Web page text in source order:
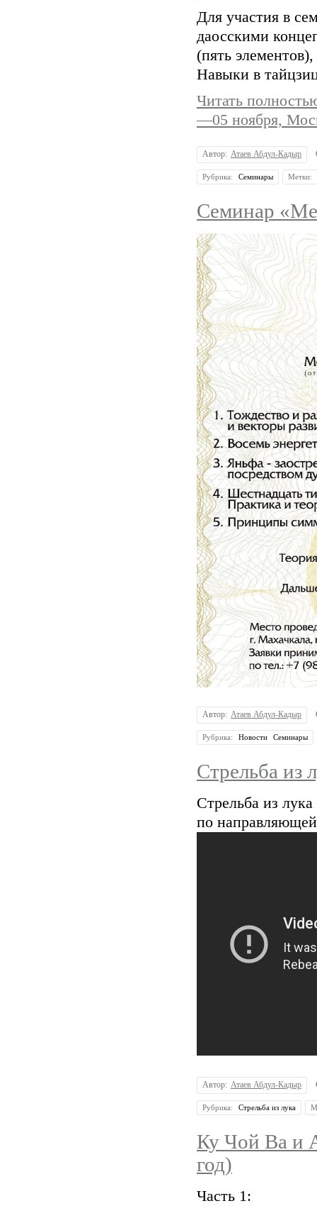
Для участия в
даосскими
(пять
Навыки в
Читать
—05 ноября,
Автор: Атаев Абдул-Кадыр
Рубрика: Семинары Метки:
Семинар
Автор: Атаев Абдул-Кадыр
Рубрика: Новости Семинары
Стрельба из
Стрельба из
по
Автор: Атаев Абдул-Кадыр
Рубрика: Стрельба из лука
Ку Чой Ва и
год)
Часть 1: